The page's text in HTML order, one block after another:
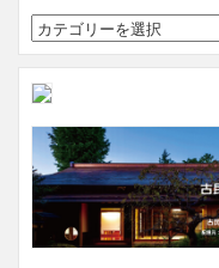
サ
イ
ト
内
カ
テ
ゴ
リ
ー
検